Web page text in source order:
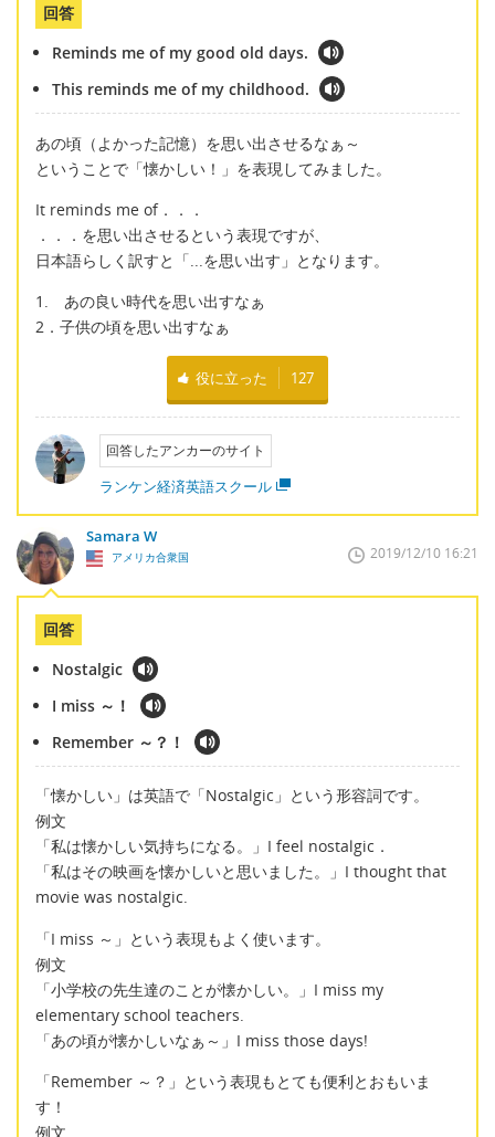
回答
Reminds me of my good old days.
This reminds me of my childhood.
あの頃（よかった記憶）を思い出させるなぁ～
ということで「懐かしい！」を表現してみました。
It reminds me of．．．
．．．を思い出させるという表現ですが、
日本語らしく訳すと「...を思い出す」となります。
1. あの良い時代を思い出すなぁ
2．子供の頃を思い出すなぁ
役に立った 127
回答したアンカーのサイト
ランケン経済英語スクール
Samara W
アメリカ合衆国 2019/12/10 16:21
回答
Nostalgic
I miss ～！
Remember ～？！
「懐かしい」は英語で「Nostalgic」という形容詞です。
例文
「私は懐かしい気持ちになる。」I feel nostalgic．
「私はその映画を懐かしいと思いました。」I thought that
movie was nostalgic.
「I miss ～」という表現もよく使います。
例文
「小学校の先生達のことが懐かしい。」I miss my
elementary school teachers.
「あの頃が懐かしいなぁ～」I miss those days!
「Remember ～？」という表現もとても便利とおもいま
す！
例文